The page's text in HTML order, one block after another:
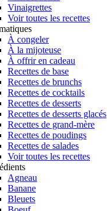
Vinaigrettes
Voir toutes les recettes
À congeler
À la mijoteuse
À offrir en cadeau
Recettes de base
Recettes de brunchs
Recettes de cocktails
Recettes de desserts
Recettes de desserts glacés
Recettes de grand-mère
Recettes de poudings
Recettes de salades
Voir toutes les recettes
Agneau
Banane
Bleuets